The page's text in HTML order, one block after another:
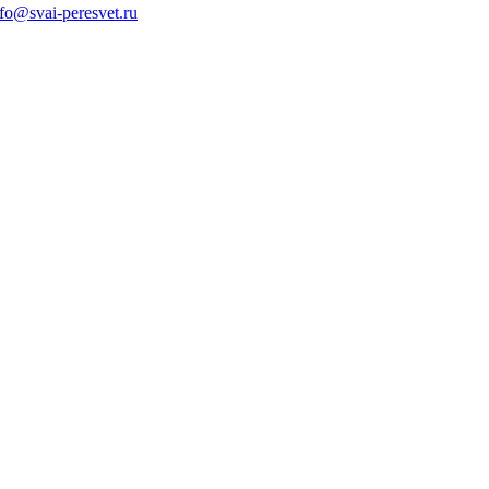
peresvet.ru